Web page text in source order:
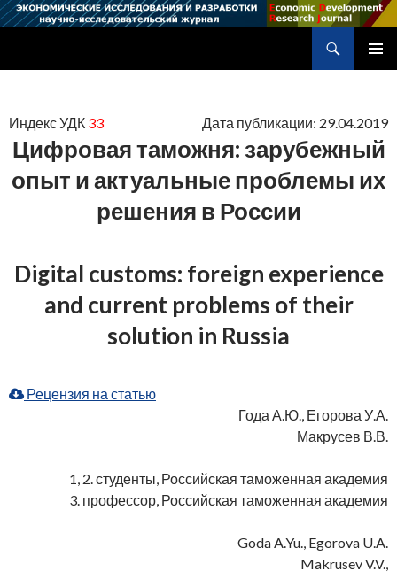
Индекс УДК 33 Дата публикации: 29.04.2019
Цифровая таможня: зарубежный
опыт и актуальные проблемы их
решения в России
Digital customs: foreign experience
and current problems of their
solution in Russia
Рецензия на статью
Года А.Ю., Егорова У.А.
Макрусев В.В.
1, 2. студенты, Российская таможенная академия
3. профессор, Российская таможенная академия
Goda A.Yu., Egorova U.A.
Makrusev V.V.,